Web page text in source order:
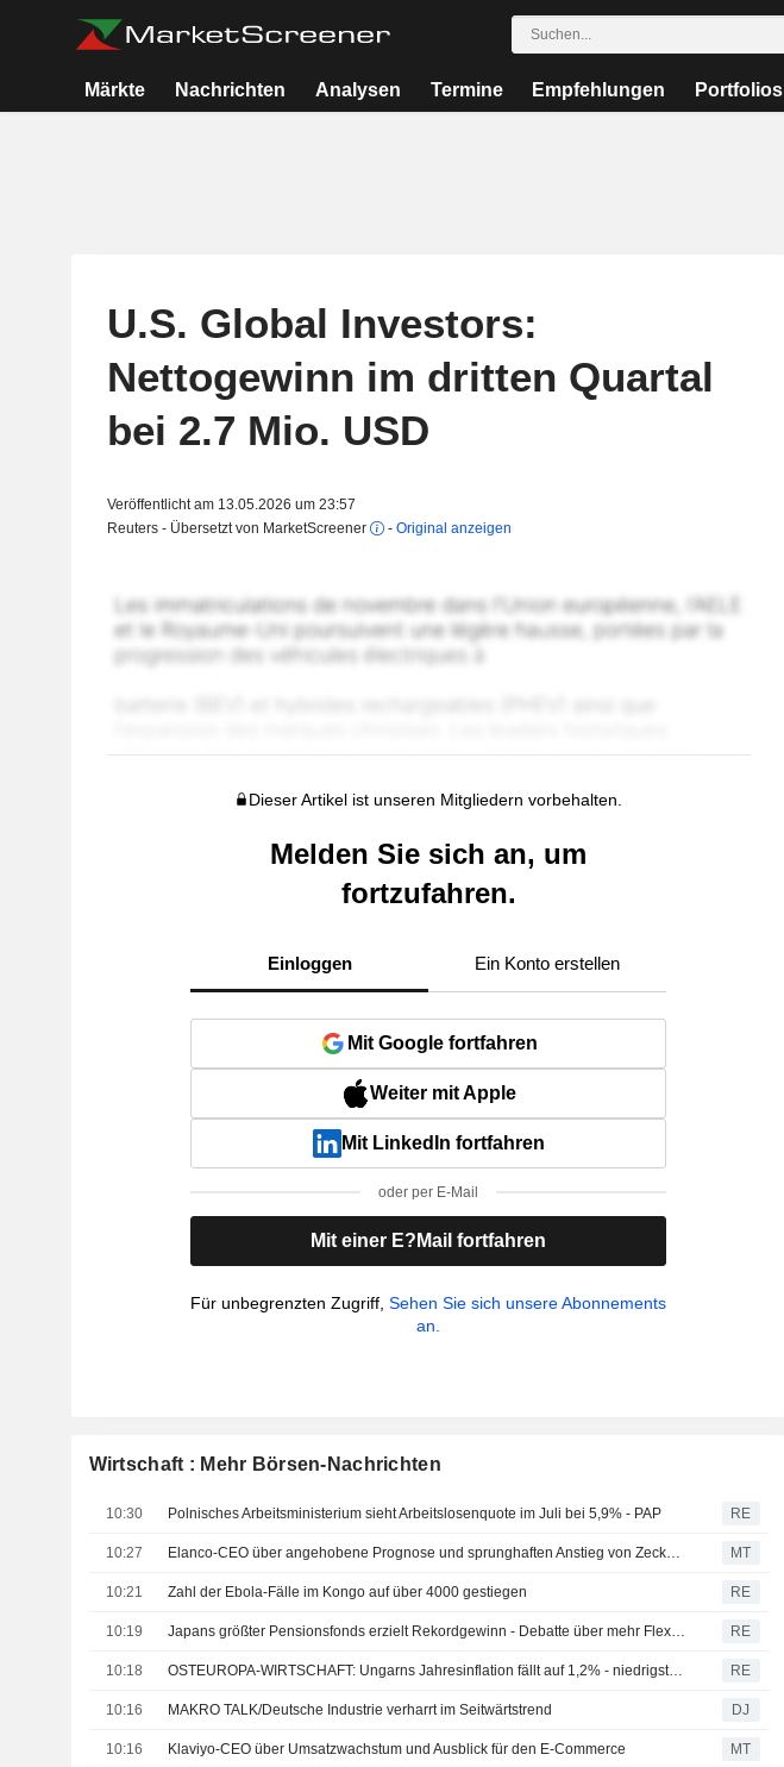
Märkte Nachrichten Analysen Termine Empfehlungen Portfolios
U.S. Global Investors:
Nettogewinn im dritten Quartal
bei 2.7 Mio. USD
Veröffentlicht am 13.05.2026 um 23:57
Reuters - Übersetzt von MarketScreener
- Original anzeigen
Dieser Artikel ist unseren Mitgliedern vorbehalten.
Melden Sie sich an, um
fortzufahren.
Einloggen Ein Konto erstellen
Mit Google fortfahren
Weiter mit Apple
Mit LinkedIn fortfahren
oder per E-Mail
Mit einer E?Mail fortfahren
Für unbegrenzten Zugriff,Sehen Sie sich unsere Abonnements
an.
Wirtschaft : Mehr Börsen-Nachrichten
10:30 Polnisches Arbeitsministerium sieht Arbeitslosenquote im Juli bei 5,9% - PAP RE
10:27 Elanco-CEO über angehobene Prognose und sprunghaften Anstieg von Zeckenbissen MT
10:21 Zahl der Ebola-Fälle im Kongo auf über 4000 gestiegen RE
10:19 Japans größter Pensionsfonds erzielt Rekordgewinn - Debatte über mehr Flexibilität bei der Geldanlage RE
10:18 OSTEUROPA-WIRTSCHAFT: Ungarns Jahresinflation fällt auf 1,2% - niedrigster Stand seit einem Jahrzehnt RE
10:16 MAKRO TALK/Deutsche Industrie verharrt im Seitwärtstrend DJ
10:16 Klaviyo-CEO über Umsatzwachstum und Ausblick für den E-Commerce MT